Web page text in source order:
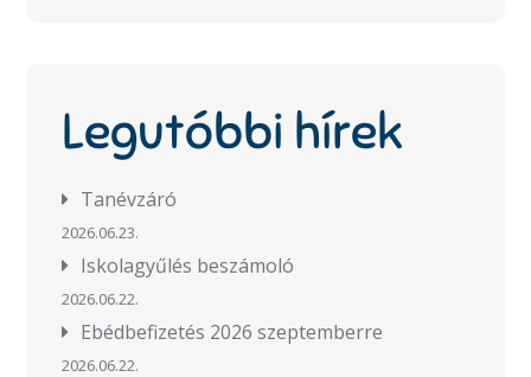
Legutóbbi hírek
Tanévzáró
2026.06.23.
Iskolagyűlés beszámoló
2026.06.22.
Ebédbefizetés 2026 szeptemberre
2026.06.22.